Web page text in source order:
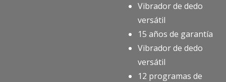
Vibrador de dedo
versátil
15 años de garantía
Vibrador de dedo
versátil
12 programas de